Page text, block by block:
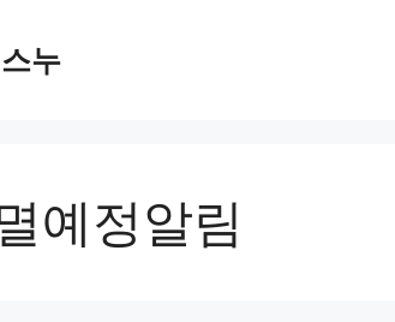
누
예정알림